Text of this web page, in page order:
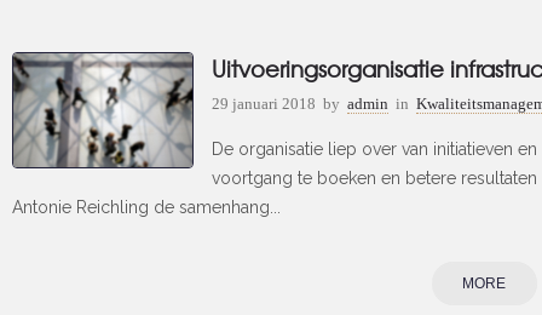
Uitvoeringsorganisatie
29 januari 2018 by admin in
De organisatie liep over van initiatieven
voortgang te boeken en betere
Antonie Reichling de samenhang...
MORE